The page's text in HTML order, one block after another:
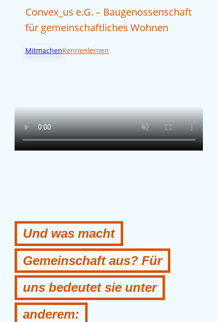
Convex_us e.G. – Baugenossenschaft
für gemeinschaftliches Wohnen
MitmachenKennenlernen
Und was macht
Gemeinschaft aus? Für
uns bedeutet sie unter
anderem: